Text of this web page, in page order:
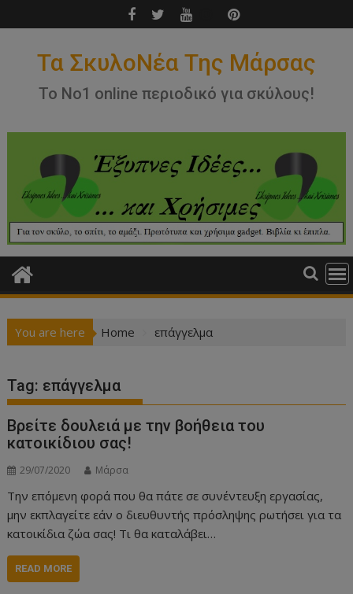
to
Τα ΣκυλοΝέα Της Μάρσας
Το Νο1 online περιοδικό για σκύλους!
You are here Home επάγγελμα
Tag: επάγγελμα
Βρείτε δουλειά με την βοήθεια του
κατοικίδιου σας!
29/07/2020 Μάρσα
Την επόμενη φορά που θα πάτε σε συνέντευξη εργασίας,
μην εκπλαγείτε εάν ο διευθυντής πρόσληψης ρωτήσει για τα
κατοικίδια ζώα σας! Τι θα καταλάβει…
READ MORE